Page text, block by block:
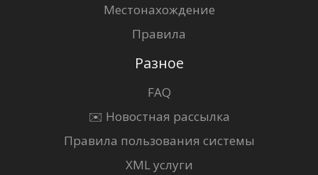
Местонахождение
Правила
Разное
FAQ
✉️ Новостная рассылка
Правила пользования системы
XML услуги